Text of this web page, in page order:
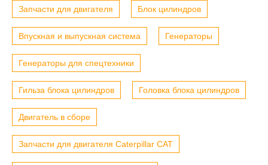
Запчасти для двигателя Блок цилиндров
Впускная и выпускная система Генераторы
Генераторы для спецтехники
Гильза блока цилиндров Головка блока цилиндров
Двигатель в сборе
Запчасти для двигателя Caterpillar CAT